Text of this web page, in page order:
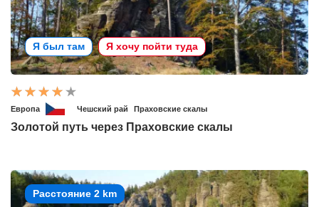
Я был там Я хочу пойти туда
Европа Чешский рай Праховские скалы
Золотой путь через Праховские скалы
Расстояние 2 km